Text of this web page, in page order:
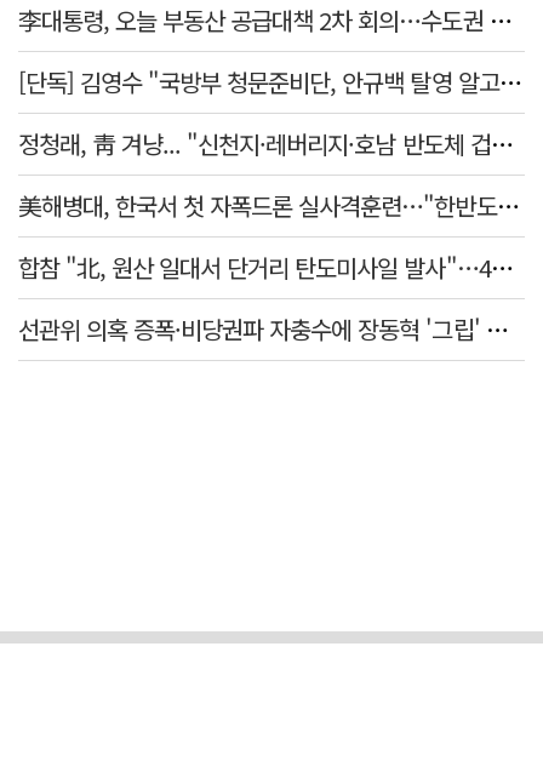
李대통령, 오늘 부동산 공급대책 2차 회의…수도권 공급안 논의
[단독] 김영수 "국방부 청문준비단, 안규백 탈영 알고있었다"
정청래, 靑 겨냥... "신천지·레버리지·호남 반도체 겁박 사과하라"
美해병대, 한국서 첫 자폭드론 실사격훈련…"한반도 지형 학습"
합참 "北, 원산 일대서 단거리 탄도미사일 발사"…42일 만
선관위 의혹 증폭·비당권파 자충수에 장동혁 '그립' 더 강해졌다